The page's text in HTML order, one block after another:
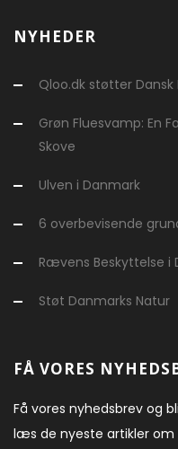
NYHEDER
Qloo.dk støtter Dansk
Grøn Fluesvamp: En
Skove
Ulven i Danmark
6 overbevisende
Rævens Beskyttelse i
Støt Danmarks Natur
FÅ VORES
Få vores nyhedsbrev og
læs de nyeste artikler om